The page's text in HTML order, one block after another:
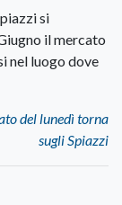
si
il mercato
nel luogo dove
del lunedì torna
sugli Spiazzi